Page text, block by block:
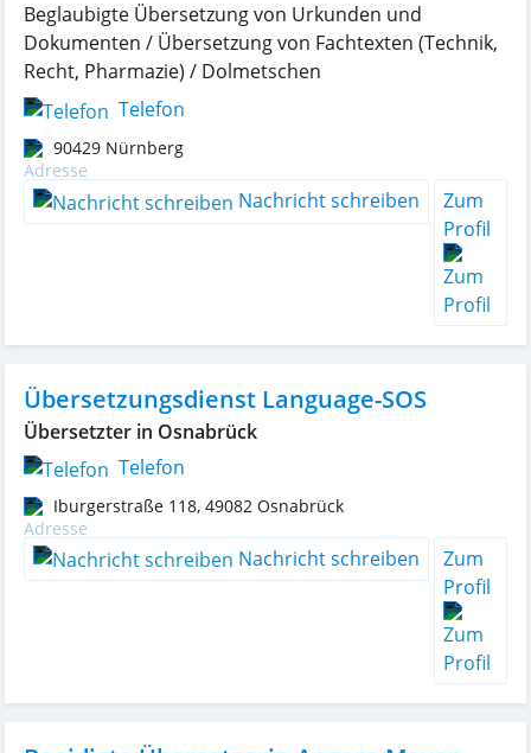
Beglaubigte Übersetzung von Urkunden und
Dokumenten / Übersetzung von Fachtexten (Technik,
Recht, Pharmazie) / Dolmetschen
Telefon
90429 Nürnberg
Nachricht schreiben
Zum
Profil
Übersetzungsdienst Language-SOS
Übersetzter in Osnabrück
Telefon
Iburgerstraße 118, 49082 Osnabrück
Nachricht schreiben
Zum
Profil